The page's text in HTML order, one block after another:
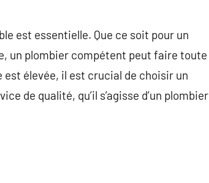
est essentielle. Que ce soit pour un
un plombier compétent peut faire toute
élevée, il est crucial de choisir un
de qualité, qu’il s’agisse d’un plombier